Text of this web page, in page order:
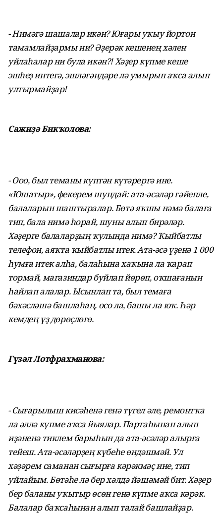
- Нимәгә шашалар икән? Юғары уҡыу йортон
тамамлайҙармы ни? Әҙерәк кешенең хәлен
уйлаһалар ни була икән?! Хәҙер күпме кеше
эшһеҙ интегә, эшләгәндәре лә умырып аҡса алып
ултырмайҙар!
Сажиҙә Бикҡолова:
- Ооо, был теманы күптән күтәрергә ине.
«Юшатыр», фекерем шундай: ата-әсәләр ғәйепле,
балаларын шаштыралар. Бөтә яҡшы нәмә балаға
тип, бала нимә һорай, шуны алып бирәләр.
Хәҙерге балаларҙың ҡулында нимә? Ҡыйбатлы
телефон, аяҡта ҡыйбатлы итек. Ата-әсә үҙенә 1 000
һумға итек алһа, балаһына хаҡына ла ҡарап
тормай, магазиндар буйлап йөрөп, оҡшағанын
һайлап алалар. Ысынлап та, был темаға
бәхәсләшә башлаһаң, осо ла, башы ла юҡ. Һәр
кемдең үҙ дөрөҫлөгө.
Гүзәл Лотфрахманова:
- Сығарылыш кисәһенә генә түгел әле, ремонтҡа
ла әллә күпме аҡса йыялар. Партаһынан алып
иҙәненә тиклем барыһын да ата-әсәләр алырға
тейеш. Ата-әсәләрҙең күбеһе өндәшмәй. Ул
хәҙәрем саманан сығырға кәрәкмәҫ ине, тип
уйлайым. Бөтәһе лә бер хәлдә йәшәмәй бит. Хәҙер
бер баланы уҡытыр өсөн генә күпме аҡса кәрәк.
Балалар баҡсаһынан алып талай башлайҙар.